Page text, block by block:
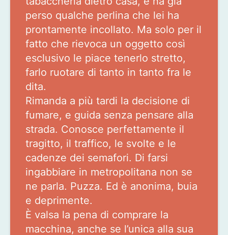
perso qualche perlina che lei ha
prontamente incollato. Ma solo per il
fatto che rievoca un oggetto così
esclusivo le piace tenerlo stretto,
farlo ruotare di tanto in tanto fra le
dita.
Rimanda a più tardi la decisione di
fumare, e guida senza pensare alla
strada. Conosce perfettamente il
tragitto, il traffico, le svolte e le
cadenze dei semafori. Di farsi
ingabbiare in metropolitana non se
ne parla. Puzza. Ed è anonima, buia
e deprimente.
È valsa la pena di comprare la
macchina, anche se l’unica alla sua